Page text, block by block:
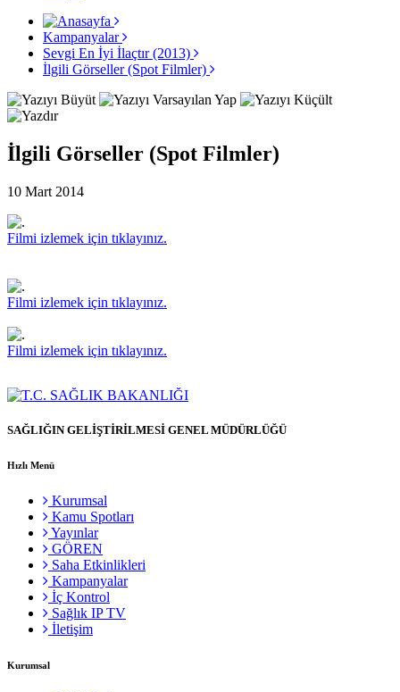
Kampanyalar
Sevgi En İyi İlaçtır (2013)
İlgili Görseller (Spot Filmler)
İlgili Görseller (Spot Filmler)
10 Mart 2014
Filmi izlemek için tıklayınız.
Filmi izlemek için tıklayınız.
Filmi izlemek için tıklayınız.
SAĞLIĞIN GELİŞTİRİLMESİ GENEL MÜDÜRLÜĞÜ
Hızlı Menü
Kurumsal
Kamu Spotları
Yayınlar
GÖREN
Saha Etkinlikleri
Kampanyalar
İç Kontrol
Sağlık IP TV
İletişim
Kurumsal